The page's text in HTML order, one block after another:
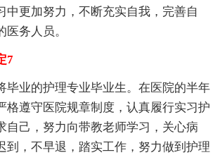
中更加努力，不断充实自我，完善自
务人员。
7
业的护理专业毕业生。在医院的半年
格遵守医院规章制度，认真履行实习护
自己，努力向带教老师学习，关心病
到，不早退，踏实工作，努力做到护理